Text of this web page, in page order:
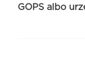
GOPS albo